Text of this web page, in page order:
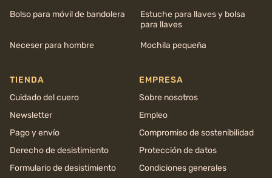
Bolso para móvil de bandolera
Estuche para llaves y bolsa
para llaves
Neceser para hombre
Mochila pequeña
TIENDA
Cuidado del cuero
Newsletter
Pago y envío
Derecho de desistimiento
Formulario de desistimiento
EMPRESA
Sobre nosotros
Empleo
Compromiso de sostenibilidad
Protección de datos
Condiciones generales